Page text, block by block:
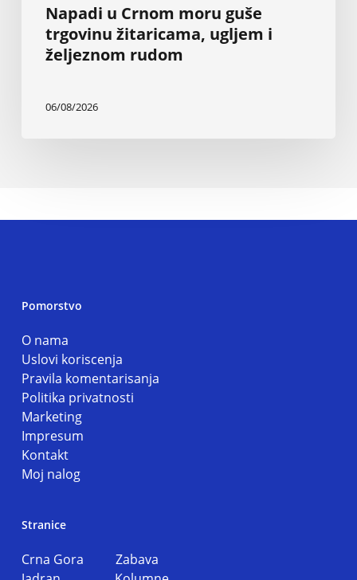
Napadi u Crnom moru guše
trgovinu žitaricama, ugljem i
željeznom rudom
06/08/2026
Pomorstvo
O nama
Uslovi koriscenja
Pravila komentarisanja
Politika privatnosti
Marketing
Impresum
Kontakt
Moj nalog
Stranice
Crna Gora Zabava